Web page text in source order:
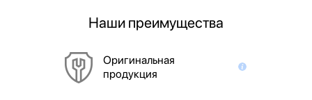
Наши преимущества
Оригинальная
продукция